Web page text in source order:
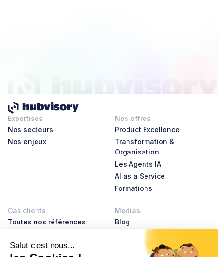
Expertises
Nos secteurs
Nos enjeux
Nos offres
Product Excellence
Transformation &
Organisation
Les Agents IA
AI as a Service
Formations
Cas clients
Toutes nos références
Medias
Blog
AI Leader Stories
Product Leader Stories